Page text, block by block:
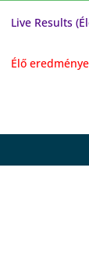
Live Results
Élő